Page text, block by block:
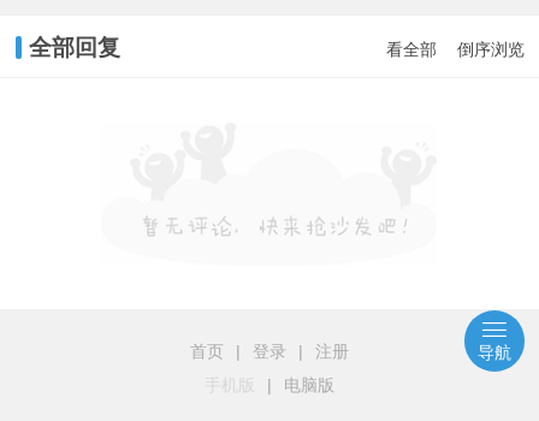
全部回复 看全部 倒序浏览
首页 | 登录 |
注册
手机版
| 电脑版
导航